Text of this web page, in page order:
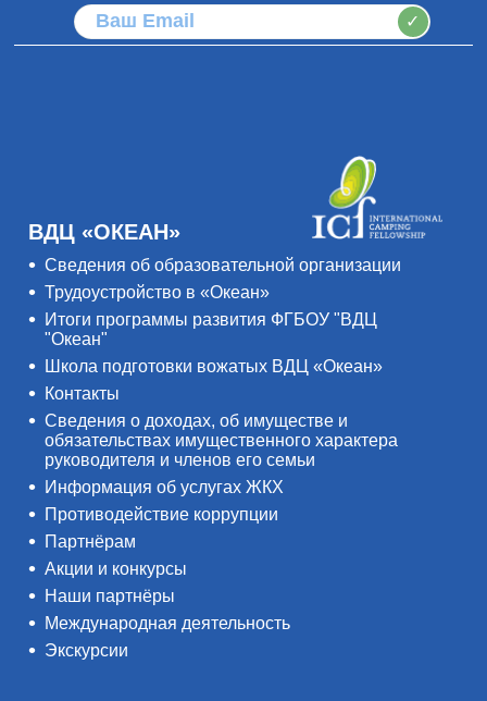
✓
ВДЦ «ОКЕАН»
Сведения об образовательной организации
Трудоустройство в «Океан»
Итоги программы развития ФГБОУ "ВДЦ
"Океан"
Школа подготовки вожатых ВДЦ «Океан»
Контакты
Сведения о доходах, об имуществе и
обязательствах имущественного характера
руководителя и членов его семьи
Информация об услугах ЖКХ
Противодействие коррупции
Партнёрам
Акции и конкурсы
Наши партнёры
Международная деятельность
Экскурсии